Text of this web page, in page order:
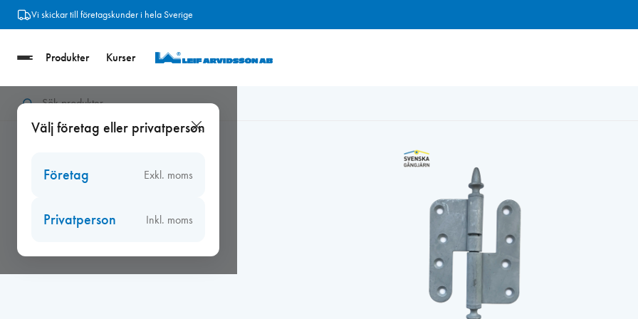
Hoppa
Vi skickar till företagskunder i hela Sverige
Produkter Kurser
Välj företag eller privatperson
Företag Exkl. moms
Privatperson Inkl. moms
Hem Gångjärn/